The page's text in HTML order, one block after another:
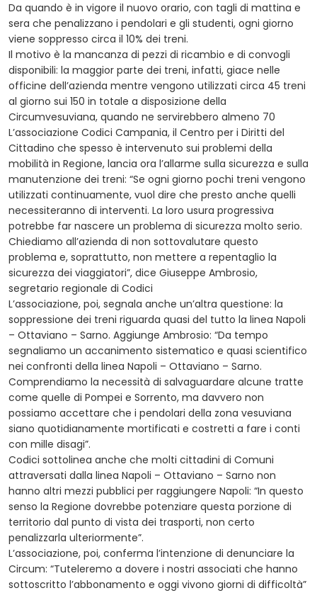
Da quando è in vigore il nuovo orario, con tagli di mattina e
sera che penalizzano i pendolari e gli studenti, ogni giorno
viene soppresso circa il 10% dei treni.
Il motivo è la mancanza di pezzi di ricambio e di convogli
disponibili: la maggior parte dei treni, infatti, giace nelle
officine dell’azienda mentre vengono utilizzati circa 45 treni
al giorno sui 150 in totale a disposizione della
Circumvesuviana, quando ne servirebbero almeno 70
L’associazione Codici Campania, il Centro per i Diritti del
Cittadino che spesso è intervenuto sui problemi della
mobilità in Regione, lancia ora l’allarme sulla sicurezza e sulla
manutenzione dei treni: “Se ogni giorno pochi treni vengono
utilizzati continuamente, vuol dire che presto anche quelli
necessiteranno di interventi. La loro usura progressiva
potrebbe far nascere un problema di sicurezza molto serio.
Chiediamo all’azienda di non sottovalutare questo
problema e, soprattutto, non mettere a repentaglio la
sicurezza dei viaggiatori”, dice Giuseppe Ambrosio,
segretario regionale di Codici
L’associazione, poi, segnala anche un’altra questione: la
soppressione dei treni riguarda quasi del tutto la linea Napoli
– Ottaviano – Sarno. Aggiunge Ambrosio: “Da tempo
segnaliamo un accanimento sistematico e quasi scientifico
nei confronti della linea Napoli – Ottaviano – Sarno.
Comprendiamo la necessità di salvaguardare alcune tratte
come quelle di Pompei e Sorrento, ma davvero non
possiamo accettare che i pendolari della zona vesuviana
siano quotidianamente mortificati e costretti a fare i conti
con mille disagi”.
Codici sottolinea anche che molti cittadini di Comuni
attraversati dalla linea Napoli – Ottaviano – Sarno non
hanno altri mezzi pubblici per raggiungere Napoli: “In questo
senso la Regione dovrebbe potenziare questa porzione di
territorio dal punto di vista dei trasporti, non certo
penalizzarla ulteriormente”.
L’associazione, poi, conferma l’intenzione di denunciare la
Circum: “Tuteleremo a dovere i nostri associati che hanno
sottoscritto l’abbonamento e oggi vivono giorni di difficoltà”